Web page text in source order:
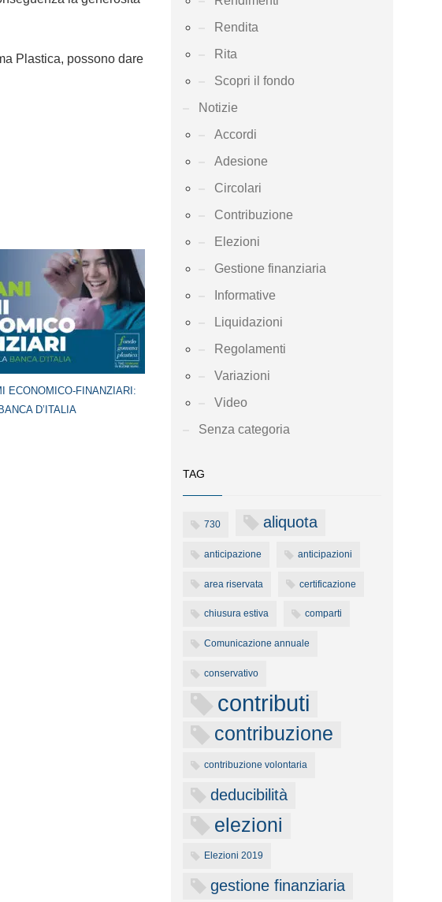
Plastica, possono dare
ECONOMICO-FINANZIARI:
D’ITALIA
Rendita
Rita
Scopri il fondo
Notizie
Accordi
Adesione
Circolari
Contribuzione
Elezioni
Gestione finanziaria
Informative
Liquidazioni
Regolamenti
Variazioni
Video
Senza categoria
TAG
730 aliquota
anticipazione anticipazioni
area riservata certificazione
chiusura estiva comparti
Comunicazione annuale
conservativo
contributi
contribuzione
contribuzione volontaria
deducibilità
elezioni
Elezioni 2019
gestione finanziaria